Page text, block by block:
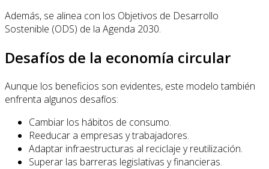
Además, se alinea con los Objetivos de Desarrollo
Sostenible (ODS) de la Agenda 2030.
Desafíos de la economía circular
Aunque los beneficios son evidentes, este modelo también
enfrenta algunos desafíos:
Cambiar los hábitos de consumo.
Reeducar a empresas y trabajadores.
Adaptar infraestructuras al reciclaje y reutilización.
Superar las barreras legislativas y financieras.